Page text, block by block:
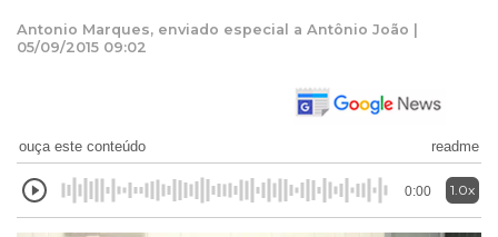
Antonio Marques, enviado especial a Antônio João |
05/09/2015 09:02
ouça este conteúdo readme
0:00 1.0x